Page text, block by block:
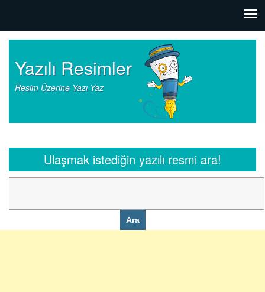
Yazılı Resimler
Resim Üzerine Yazı Yaz
Ulaşmak istediğin yazılı resmi ara!